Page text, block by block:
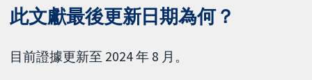
此文獻最後更新日期為何？
目前證據更新至 2024 年 8 月。